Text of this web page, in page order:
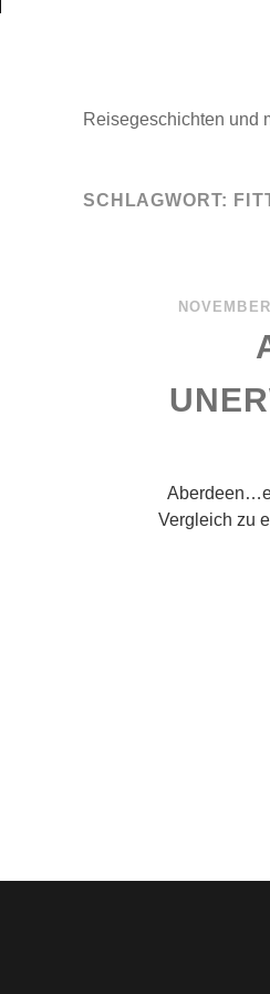
Reisegeschichten und
SCHLAGWORT:
Vergleich zu